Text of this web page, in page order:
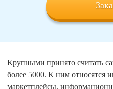
Крупными принято считать
более 5000. К ним относятся
маркетплейсы,